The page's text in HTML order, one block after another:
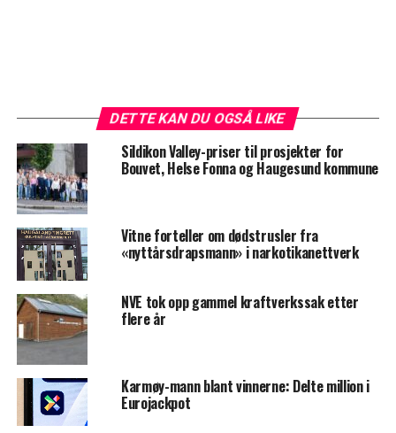
DETTE KAN DU OGSÅ LIKE
Sildikon Valley-priser til prosjekter for
Bouvet, Helse Fonna og Haugesund kommune
Vitne forteller om dødstrusler fra
«nyttårsdrapsmann» i narkotikanettverk
NVE tok opp gammel kraftverkssak etter
flere år
Karmøy-mann blant vinnerne: Delte million i
Eurojackpot